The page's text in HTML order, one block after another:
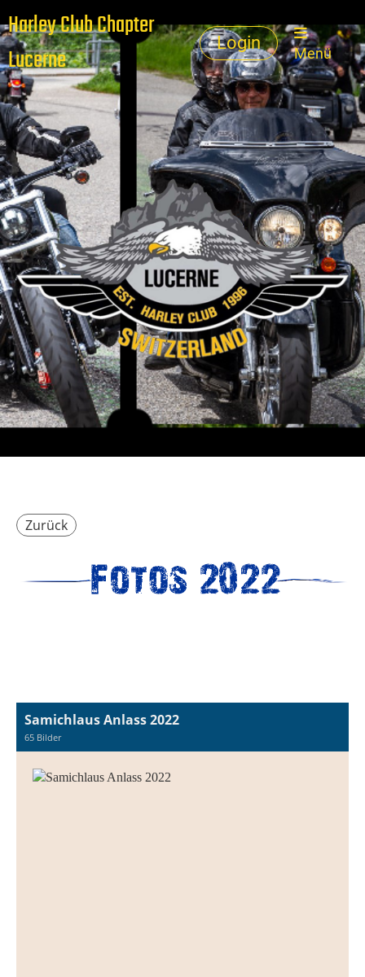
Harley Club Chapter
Lucerne
Login
Menü
Zurück
Samichlaus Anlass 2022
65 Bilder